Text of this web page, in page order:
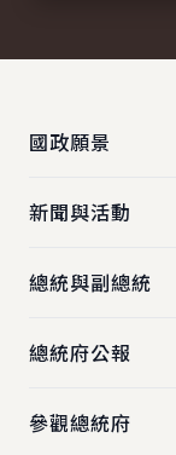
國政願景
新聞與活動
總統與副總統
總統府公報
參觀總統府